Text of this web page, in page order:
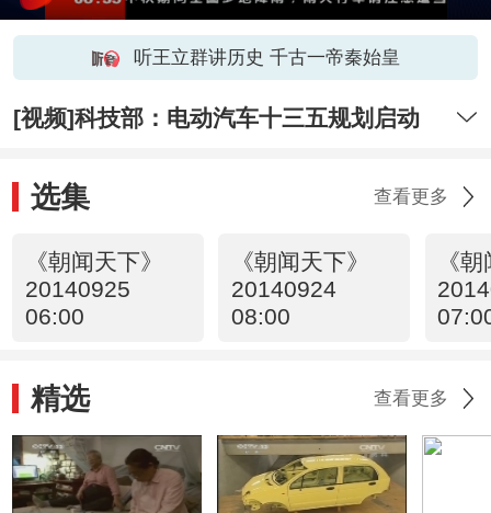
听王立群讲历史 千古一帝秦始皇
[视频]科技部：电动汽车十三五规划启动
选集 查看更多
《朝闻天下》
20140925
06:00
《朝闻天下》
20140924
08:00
《
精选 查看更多